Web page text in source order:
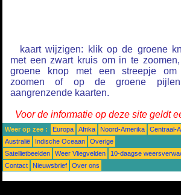
kaart wijzigen: klik op de groene
met een zwart kruis om in te
groene knop met een streepje
zoomen of op de groene
aangrenzende kaarten.
Voor de informatie op deze site geldt
Weer op zee : Europa Afrika Noord-Amerika Centraal-
Australië
Indische Oceaan
Overige
Satellietbeelden
Weer Vliegvelden 10-daagse
Contact
Nieuwsbrief Over ons